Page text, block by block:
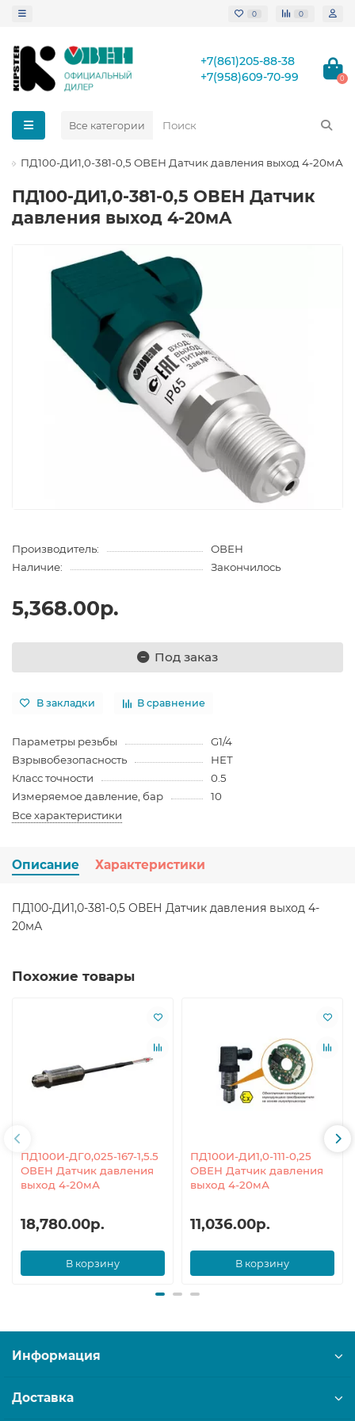
0 0
+7(861)205-88-38
+7(958)609-70-99
0
Все категории
ПД100-ДИ1,0-381-0,5 ОВЕН Датчик давления выход 4-20мА
ПД100-ДИ1,0-381-0,5 ОВЕН Датчик
давления выход 4-20мА
Производитель:
ОВЕН
Наличие:
Закончилось
5,368.00р.
Под заказ
В закладки В сравнение
Параметры резьбы
G1/4
Взрывобезопасность
НЕТ
Класс точности
0.5
Измеряемое давление, бар
10
Все характеристики
Описание Характеристики
ПД100-ДИ1,0-381-0,5 ОВЕН Датчик давления выход 4-
20мА
Похожие товары
ПД100И-ДГ0,025-167-1,5.5
ОВЕН Датчик давления
выход 4-20мА
18,780.00р.
В корзину
ПД100И-ДИ1,0-111-0,25
ОВЕН Датчик давления
выход 4-20мА
11,036.00р.
В корзину
Информация
Доставка